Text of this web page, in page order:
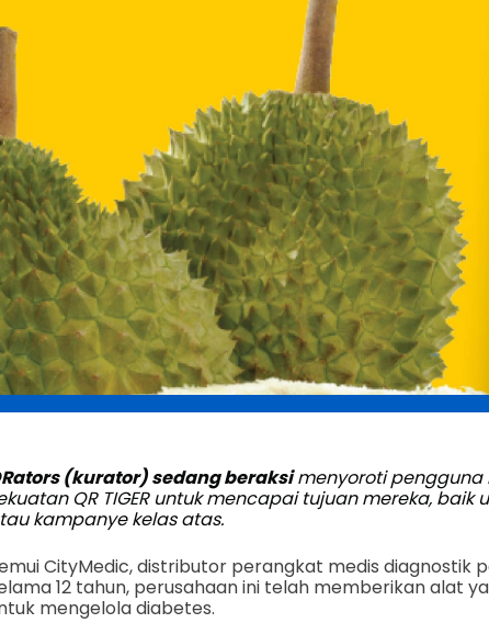
(kurator) sedang beraksimenyoroti pengguna
QR TIGER untuk mencapai tujuan mereka,
kampanye kelas atas.
CityMedic, distributor perangkat medis diagnostik
12 tahun, perusahaan ini telah memberikan alat
mengelola diabetes.